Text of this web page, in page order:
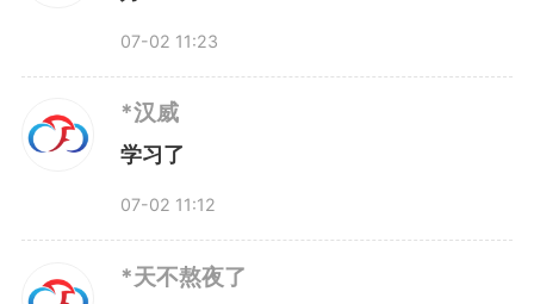
07-02 11:23
*汉威
学习了
07-02 11:12
*天不熬夜了